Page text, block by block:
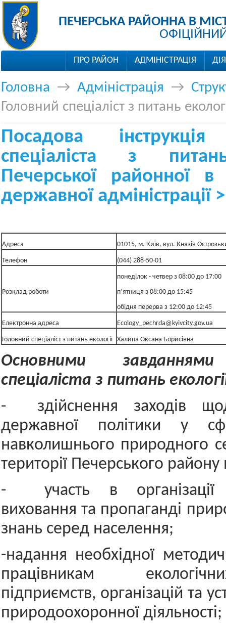
ПЕЧЕРСЬКА РАЙОННА В
ПРО РАЙОН АДМІНІСТРАЦІЯ
Головна → Адміністрація →
Головний спеціаліст з питань
Посадова інструкція
спеціаліста з
Печерської районної в
державної адміністрації
Адреса 01015, м. Київ, вул. Князів
Телефон (044) 288-50-01
Розклад роботи
понеділок - четвер з 08:00 до 17:00
п’ятниця з 08:00 до 15:45
обідня перерва з 12:00 до 12:45
Електронна адреса Ecology_pechrda@kyivcity.gov.ua
Головний спеціаліст з питань екології Халипа Оксана Борисівна
Основними
спеціаліста з питань
- здійснення заходів
державної політики у
навколишнього природного
території Печерського району
- участь в організації
виховання та пропаганді
знань серед населення;
-надання необхідної
працівникам
підприємств, організацій та
природоохоронної діяльності;